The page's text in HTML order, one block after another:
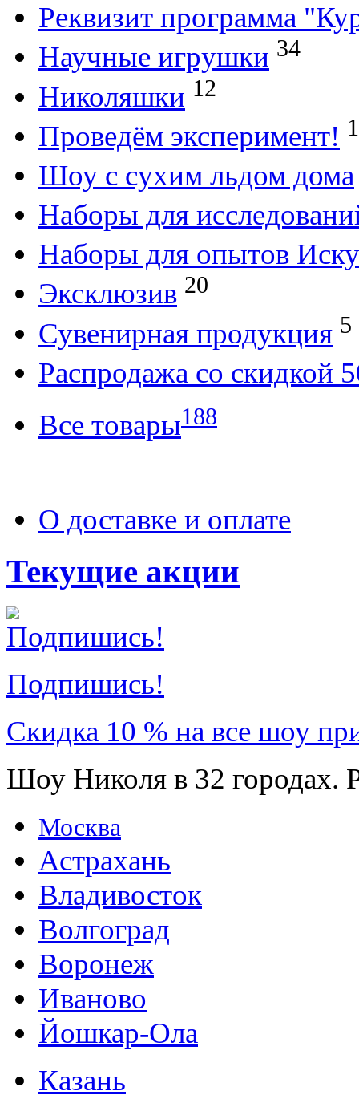
Реквизит программа
Научные игрушки 34
Николяшки 12
Проведём эксперимент!
Шоу с сухим льдом дома
Наборы для
Наборы для опытов
Эксклюзив 20
Сувенирная продукция 5
Распродажа со скидкой
Все товары188
О доставке и оплате
Текущие акции
Подпишись!
Скидка 10 % на все шоу
Шоу Николя в 32 городах.
Москва
Астрахань
Владивосток
Волгоград
Воронеж
Иваново
Йошкар-Ола
Казань